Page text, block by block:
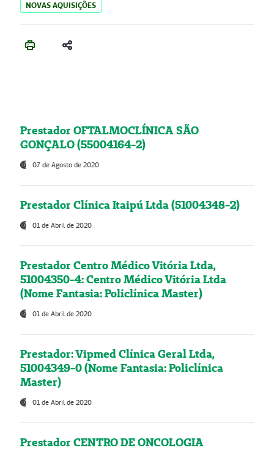
NOVAS AQUISIÇÕES
Prestador OFTALMOCLÍNICA SÃO
GONÇALO (55004164-2)
07 de Agosto de 2020
Prestador Clínica Itaipú Ltda (51004348-2)
01 de Abril de 2020
Prestador Centro Médico Vitória Ltda,
51004350-4: Centro Médico Vitória Ltda
(Nome Fantasia: Policlínica Master)
01 de Abril de 2020
Prestador: Vipmed Clínica Geral Ltda,
51004349-0 (Nome Fantasia: Policlínica
Master)
01 de Abril de 2020
Prestador CENTRO DE ONCOLOGIA